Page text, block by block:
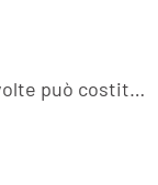
Il diktat di 'andare ed essere dritti' a volte può costituire un limite, sopratutto quando si applica alla capacità di ragionamento, alla creatività e all'espressione della propria unicità e integrità. Questa sequenza è dedicata alla lateralità e all'andare fuori dagli schemi ordinari e propone una pratica corporea che rivede molti asana variandoli per lavorare in lateralità.